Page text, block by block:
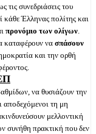
συνεδριάσεις του
κάθε Έλληνας πολίτης και
προνόμιο των ολίγων.
καταφέρουν να σπάσουν
και την ορθή
να θυσιάζουν την
αποδεχόμενοι τη μη
μελλοντική
συνήθη πρακτική που δεν